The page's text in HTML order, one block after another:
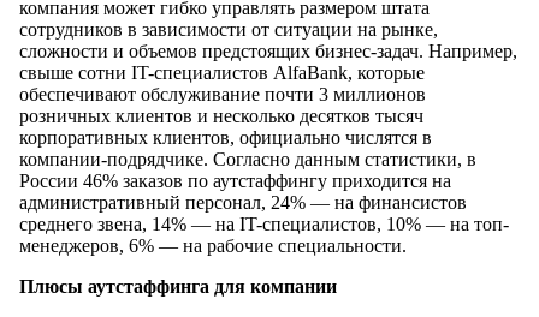
компания может гибко управлять размером штата
сотрудников в зависимости от ситуации на рынке,
сложности и объемов предстоящих бизнес-задач. Например,
свыше сотни IT-специалистов AlfaBank, которые
обеспечивают обслуживание почти 3 миллионов
розничных клиентов и несколько десятков тысяч
корпоративных клиентов, официально числятся в
компании-подрядчике. Согласно данным статистики, в
России 46% заказов по аутстаффингу приходится на
административный персонал, 24% — на финансистов
среднего звена, 14% — на IT-специалистов, 10% — на топ-
менеджеров, 6% — на рабочие специальности.
Плюсы аутстаффинга для компании